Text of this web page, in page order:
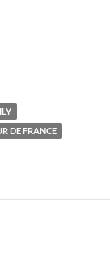
DE FRANCE